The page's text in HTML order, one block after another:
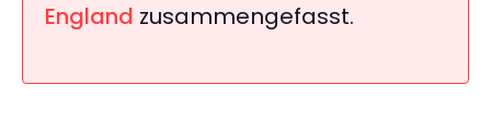
England zusammengefasst.